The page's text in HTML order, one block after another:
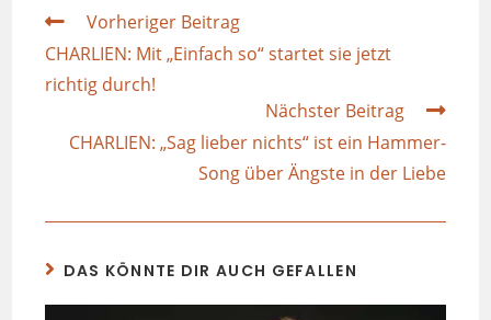
Vorheriger Beitrag
CHARLIEN: Mit „Einfach so“ startet sie jetzt
richtig durch!
Nächster Beitrag
CHARLIEN: „Sag lieber nichts“ ist ein Hammer-
Song über Ängste in der Liebe
DAS KÖNNTE DIR AUCH GEFALLEN